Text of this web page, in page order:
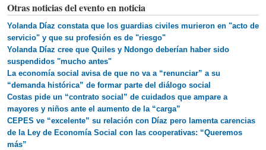
Otras noticias del evento en noticia
Yolanda Díaz constata que los guardias civiles murieron en "acto de
servicio" y que su profesión es de "riesgo"
Yolanda Díaz cree que Quiles y Ndongo deberían haber sido
suspendidos "mucho antes"
La economía social avisa de que no va a “renunciar” a su
“demanda histórica” de formar parte del diálogo social
Costas pide un “contrato social” de cuidados que ampare a
mayores y niños ante el aumento de la “carga”
CEPES ve “excelente” su relación con Díaz pero lamenta carencias
de la Ley de Economía Social con las cooperativas: “Queremos
más”